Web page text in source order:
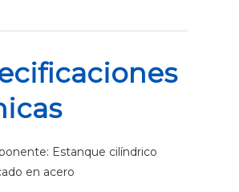
Estanque cilíndrico
en acero